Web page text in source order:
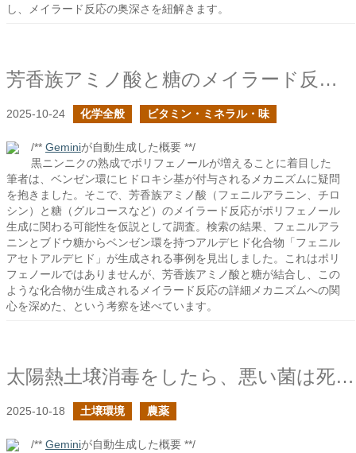
し、メイラード反応の奥深さを紐解きます。
芳香族アミノ酸と糖のメイラード反応でポリフェノールは生成されるか？
2025-10-24 化学全般 ビタミン・ミネラル・味
/** Geminiが自動生成した概要 **/
黒ニンニクの熟成でポリフェノールが増えることに着目した
筆者は、ベンゼン環にヒドロキシ基が付与されるメカニズムに疑問
を抱きました。そこで、芳香族アミノ酸（フェニルアラニン、チロ
シン）と糖（グルコースなど）のメイラード反応がポリフェノール
生成に関わる可能性を仮説として調査。検索の結果、フェニルアラ
ニンとブドウ糖からベンゼン環を持つアルデヒド化合物「フェニル
アセトアルデヒド」が生成される事例を見出しました。これはポリ
フェノールではありませんが、芳香族アミノ酸と糖が結合し、この
ような化合物が生成されるメイラード反応の詳細メカニズムへの関
心を深めた、という考察を述べています。
太陽熱土壌消毒をしたら、悪い菌は死滅し、良い菌は生き残るのか？の続き
2025-10-18 土壌環境 農薬
/** Geminiが自動生成した概要 **/